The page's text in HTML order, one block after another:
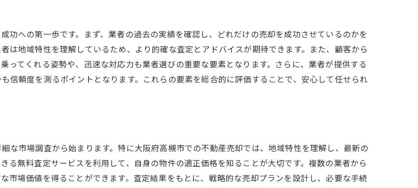
料査定を活用した市場調査
安を解消する方法
者を比較！高槻市の不動産売却無料査定のコツ
料査定で注意すべき点
者の査定結果を正しく理解
較を通じた売却価格の決定
功への第一歩です。まず、業者の過去の実績を確認し、どれだけの売却を成功させているのかを
は地域特性を理解しているため、より的確な査定とアドバイスが期待できます。また、顧客から
ってくれる姿勢や、迅速な対応力も業者選びの重要な要素となります。さらに、業者が提供する
信頼度を測るポイントとなります。これらの要素を総合的に評価することで、安心して任せられ
な市場調査から始まります。特に大阪府高槻市での不動産売却では、地域特性を理解し、最新の
る無料査定サービスを利用して、自身の物件の適正価格を知ることが大切です。複数の業者から
市場価値を得ることができます。査定結果をもとに、戦略的な売却プランを設計し、必要な手続